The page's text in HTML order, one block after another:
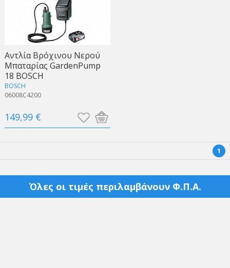
Αντλία Βρόχινου Νερού
Μπαταρίας GardenPump
18 BOSCH
BOSCH
06008C4200
149,99 €
1
Όλες οι τιμές περιλαμβάνουν Φ.Π.Α.